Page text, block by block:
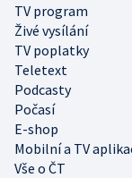
TV program
Živé vysílání
TV poplatky
Teletext
Podcasty
Počasí
E-shop
Mobilní a TV
Vše o ČT